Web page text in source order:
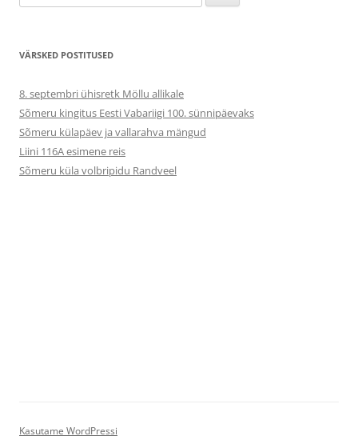
VÄRSKED POSTITUSED
8. septembri ühisretk Möllu allikale
Sõmeru kingitus Eesti Vabariigi 100. sünnipäevaks
Sõmeru külapäev ja vallarahva mängud
Liini 116A esimene reis
Sõmeru küla volbripidu Randveel
Kasutame WordPressi